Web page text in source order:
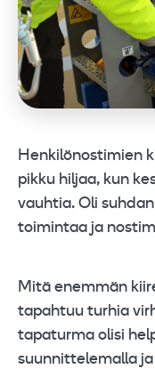
Henkilönostimien
pikku hiljaa, kun
vauhtia. Oli
toimintaa ja
Mitä enemmän
tapahtuu turhia
tapaturma olisi
suunnittelemalla